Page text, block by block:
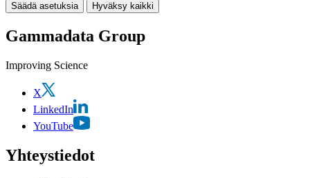
Säädä asetuksia Hyväksy kaikki
Gammadata Group
Improving Science
X
LinkedIn
YouTube
Yhteystiedot